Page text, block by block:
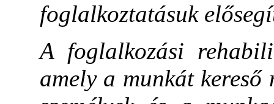
foglalkoztatásuk
A foglalkozási
amely a munkát kereső